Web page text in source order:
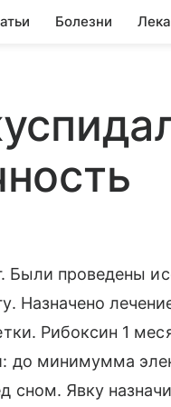
Болезни
Были проведены
Назначено
Рибоксин 1
до минимумма
сном. Явку